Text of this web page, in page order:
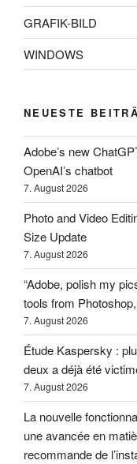
GRAFIK-BILD
WINDOWS
NEUESTE
Adobe’s new
OpenAI’s chatbot
7. August 2026
Photo and Video
Size Update
7. August 2026
“Adobe, polish my
tools from
7. August 2026
Étude Kaspersky :
deux a déjà été
7. August 2026
La nouvelle
une avancée en
recommande de